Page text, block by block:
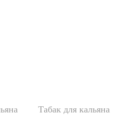
Табак для кальяна